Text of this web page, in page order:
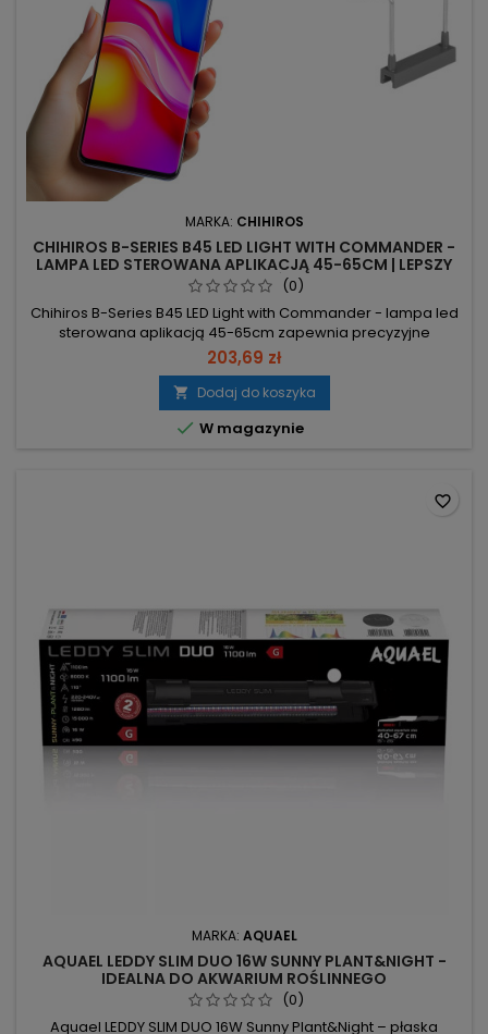
MARKA: CHIHIROS
CHIHIROS B-SERIES B45 LED LIGHT WITH COMMANDER -
LAMPA LED STEROWANA APLIKACJĄ 45-65CM | LEPSZY
WZROST ROŚLIN
(0)
Chihiros B-Series B45 LED Light with Commander - lampa led
sterowana aplikacją 45-65cm zapewnia precyzyjne
oświetlenie akwarium z pełnym sterowaniem przez aplikację.
1747 lm – intensywne światło wspierające wzrost i
wybarwienie roślin. 28.9W – duża wydajność przy niskim
zużyciu energii. Pasuje 45–65 cm – rozsuwane nóżki; maks.
grubość szkła 8 mm....
203,69 zł
 Dodaj do koszyka
 W magazynie
MARKA: AQUAEL
AQUAEL LEDDY SLIM DUO 16W SUNNY PLANT&NIGHT -
IDEALNA DO AKWARIUM ROŚLINNEGO
(0)
Aquael LEDDY SLIM DUO 16W Sunny Plant&Night – płaska
favorite_border